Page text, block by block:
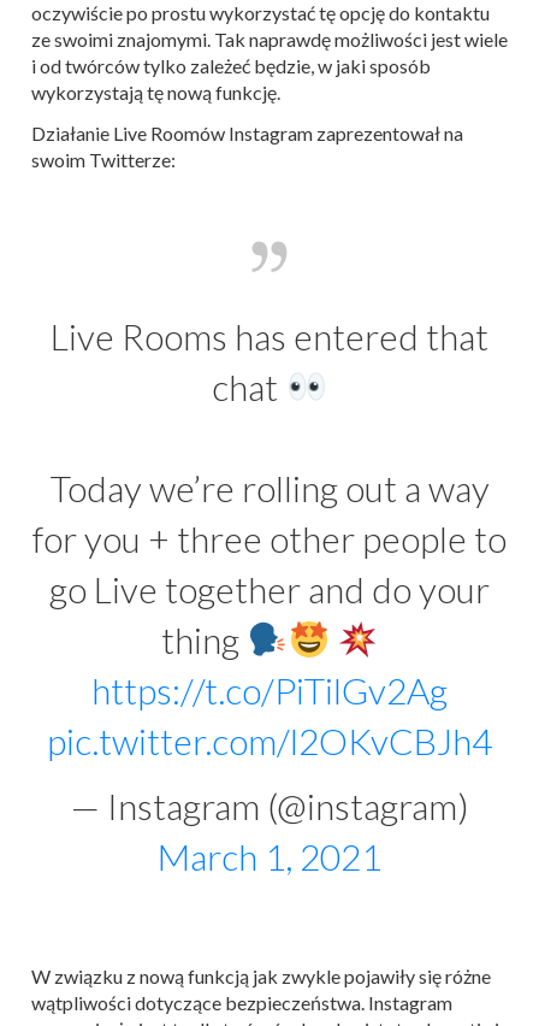
oczywiście po prostu wykorzystać tę opcję do kontaktu
ze swoimi znajomymi. Tak naprawdę możliwości jest wiele
i od twórców tylko zależeć będzie, w jaki sposób
wykorzystają tę nową funkcję.
Działanie Live Roomów Instagram zaprezentował na
swoim Twitterze:
Live Rooms has entered that
chat
Today we’re rolling out a way
for you + three other people to
go Live together and do your
thing
https://t.co/PiTilGv2Ag
pic.twitter.com/l2OKvCBJh4
— Instagram (@instagram)
March 1, 2021
W związku z nową funkcją jak zwykle pojawiły się różne
wątpliwości dotyczące bezpieczeństwa. Instagram